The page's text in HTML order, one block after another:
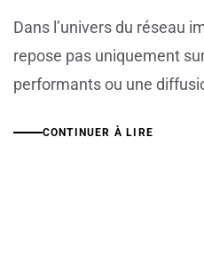
Dans l’univers du réseau
repose pas uniquement
performants ou une
CONTINUER À LIRE